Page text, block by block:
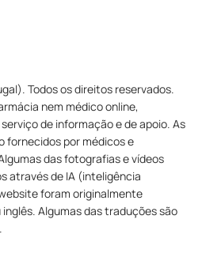
Todos os direitos reservados.
nem médico online,
de informação e de apoio. As
fornecidos por médicos e
das fotografias e vídeos
através de IA (inteligência
foram originalmente
Algumas das traduções são